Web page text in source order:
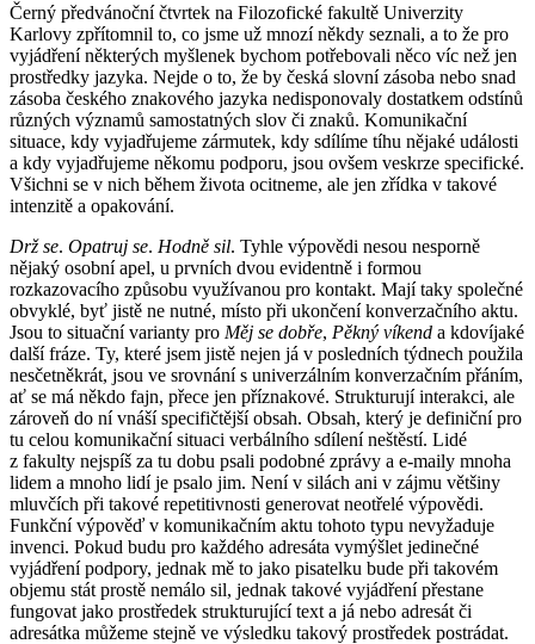
Černý předvánoční čtvrtek na Filozofické fakultě Univerzity
Karlovy zpřítomnil to, co jsme už mnozí někdy seznali, a to že pro
vyjádření některých myšlenek bychom potřebovali něco víc než jen
prostředky jazyka. Nejde o to, že by česká slovní zásoba nebo snad
zásoba českého znakového jazyka nedisponovaly dostatkem odstínů
různých významů samostatných slov či znaků. Komunikační
situace, kdy vyjadřujeme zármutek, kdy sdílíme tíhu nějaké události
a kdy vyjadřujeme někomu podporu, jsou ovšem veskrze specifické.
Všichni se v nich během života ocitneme, ale jen zřídka v takové
intenzitě a opakování.
Drž se. Opatruj se. Hodně sil. Tyhle výpovědi nesou nesporně
nějaký osobní apel, u prvních dvou evidentně i formou
rozkazovacího způsobu využívanou pro kontakt. Mají taky společné
obvyklé, byť jistě ne nutné, místo při ukončení konverzačního aktu.
Jsou to situační varianty pro Měj se dobře, Pěkný víkend a kdovíjaké
další fráze. Ty, které jsem jistě nejen já v posledních týdnech použila
nesčetněkrát, jsou ve srovnání s univerzálním konverzačním přáním,
ať se má někdo fajn, přece jen příznakové. Strukturují interakci, ale
zároveň do ní vnáší specifičtější obsah. Obsah, který je definiční pro
tu celou komunikační situaci verbálního sdílení neštěstí. Lidé
z fakulty nejspíš za tu dobu psali podobné zprávy a e-maily mnoha
lidem a mnoho lidí je psalo jim. Není v silách ani v zájmu většiny
mluvčích při takové repetitivnosti generovat neotřelé výpovědi.
Funkční výpověď v komunikačním aktu tohoto typu nevyžaduje
invenci. Pokud budu pro každého adresáta vymýšlet jedinečné
vyjádření podpory, jednak mě to jako pisatelku bude při takovém
objemu stát prostě nemálo sil, jednak takové vyjádření přestane
fungovat jako prostředek strukturující text a já nebo adresát či
adresátka můžeme stejně ve výsledku takový prostředek postrádat.